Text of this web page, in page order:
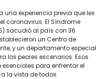
una experiencia previa que les
coronavirus. El Síndrome
sacudió al país con 36
un Centro de
y un departamento especial
los peores escenarios. Esos
para enfrentar el
la vista de todos.